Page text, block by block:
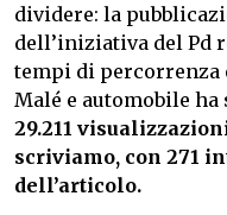
dividere: la
dell’iniziativa del Pd
tempi di
Malé e automobile
29.211
scriviamo, con 271
dell’articolo.